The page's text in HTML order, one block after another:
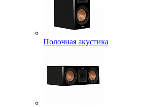
Полочная акустика